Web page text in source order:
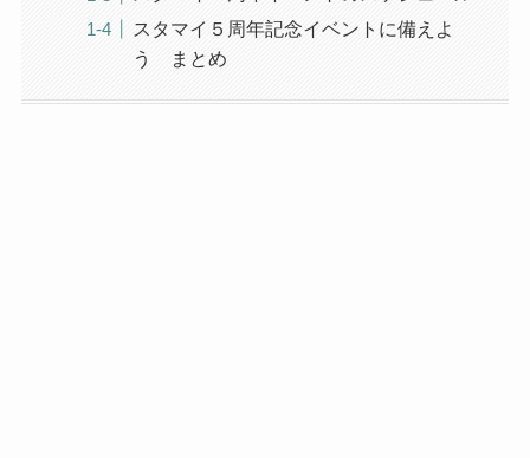
スタマイ５周年記念イベントに備えよ
う まとめ